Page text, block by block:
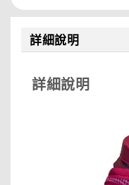
詳細說明
詳細說明